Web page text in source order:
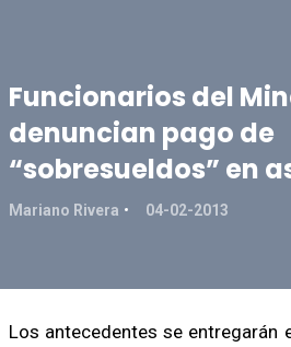
Funcionarios del
denuncian pago de
“sobresueldos” en
Mariano Rivera 04-02-2013
Los antecedentes se entregarán